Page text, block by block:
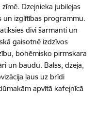
Dzejnieka jubilejas
un izglītības programmu.
divi šarmanti un
gaisotnē izdzīvos
bohēmisko pirmskara
un baudu. Balss, dzeja,
ļaus uz brīdi
apvītā kafejnīcā